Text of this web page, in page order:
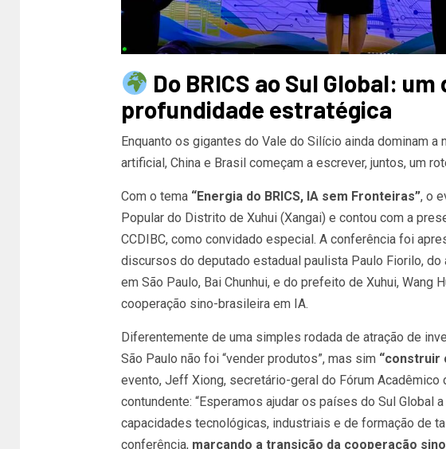
Do BRICS ao Sul Global:
profundidade estratégica
Enquanto os gigantes do Vale do Silício ainda dominam
artificial, China e Brasil começam a escrever, juntos, um
Com o tema “Energia do BRICS, IA sem Fronteiras”, o
Popular do Distrito de Xuhui (Xangai) e contou com a
CCDIBC, como convidado especial. A conferência foi
discursos do deputado estadual paulista Paulo Fiorilo, do
em São Paulo, Bai Chunhui, e do prefeito de Xuhui, Wang
cooperação sino-brasileira em IA.
Diferentemente de uma simples rodada de atração de
São Paulo não foi “vender produtos”, mas sim “construir
evento, Jeff Xiong, secretário-geral do Fórum Acadêmico
contundente: “Esperamos ajudar os países do Sul Global
capacidades tecnológicas, industriais e de formação de
conferência, marcando a transição da cooperação